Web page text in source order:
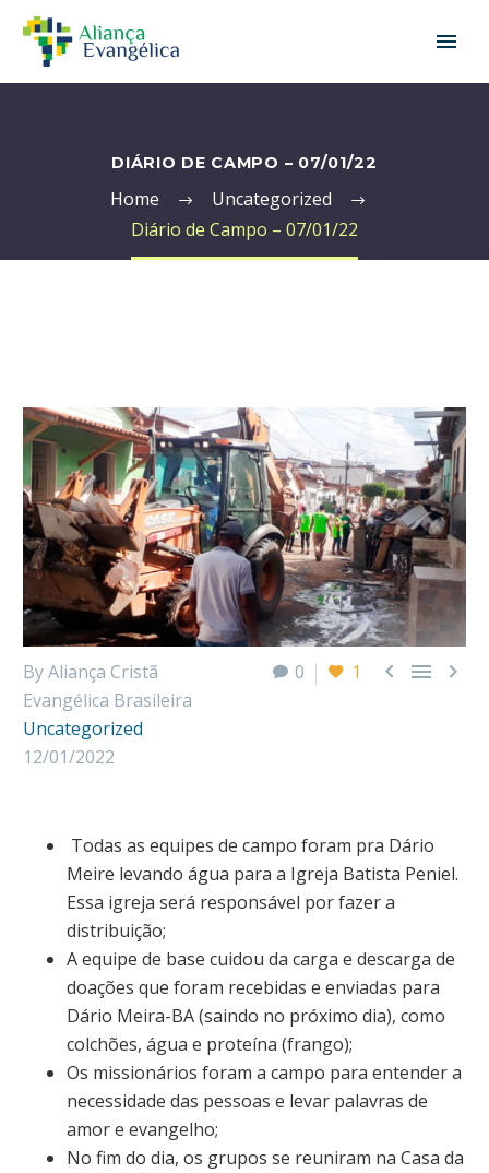
DIÁRIO DE CAMPO – 07/01/22
Home
Uncategorized
Diário de Campo – 07/01/22
0 1   
By Aliança Cristã
Evangélica Brasileira
Uncategorized
12/01/2022
Todas as equipes de campo foram pra Dário
Meire levando água para a Igreja Batista Peniel.
Essa igreja será responsável por fazer a
distribuição;
A equipe de base cuidou da carga e descarga de
doações que foram recebidas e enviadas para
Dário Meira-BA (saindo no próximo dia), como
colchões, água e proteína (frango);
Os missionários foram a campo para entender a
necessidade das pessoas e levar palavras de
amor e evangelho;
No fim do dia, os grupos se reuniram na Casa da